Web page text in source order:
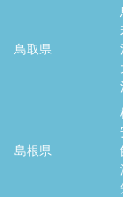
鳥取県
島根県